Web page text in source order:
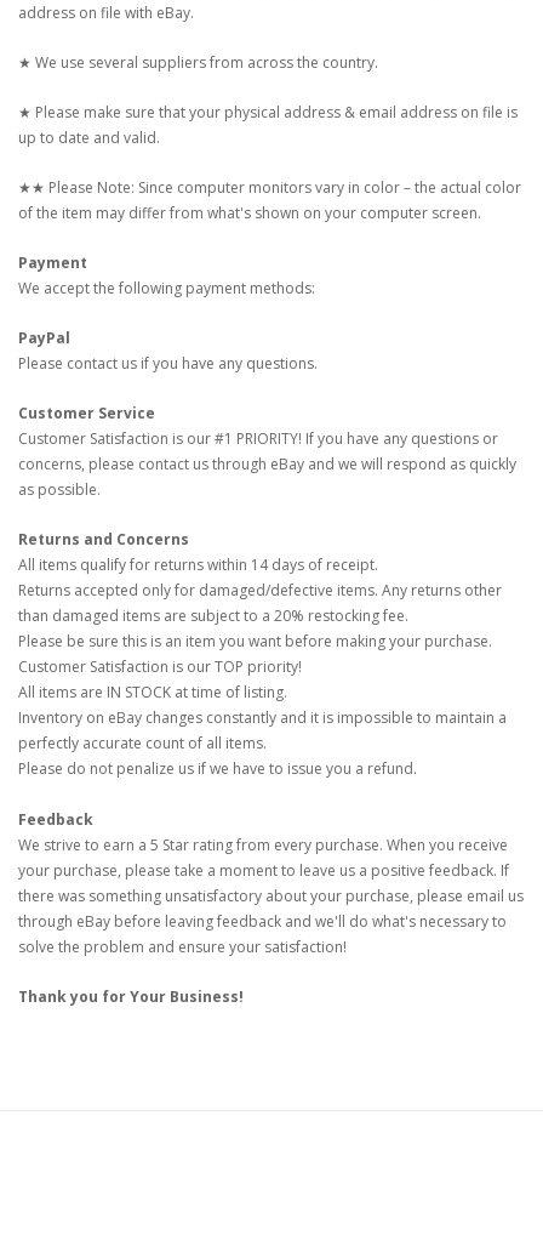
address on file with eBay.
★ We use several suppliers from across the country.
★ Please make sure that your physical address & email address on file is
up to date and valid.
★★ Please Note: Since computer monitors vary in color – the actual color
of the item may differ from what's shown on your computer screen.
Payment
We accept the following payment methods:
PayPal
Please contact us if you have any questions.
Customer Service
Customer Satisfaction is our #1 PRIORITY! If you have any questions or
concerns, please contact us through eBay and we will respond as quickly
as possible.
Returns and Concerns
All items qualify for returns within 14 days of receipt.
Returns accepted only for damaged/defective items. Any returns other
than damaged items are subject to a 20% restocking fee.
Please be sure this is an item you want before making your purchase.
Customer Satisfaction is our TOP priority!
All items are IN STOCK at time of listing.
Inventory on eBay changes constantly and it is impossible to maintain a
perfectly accurate count of all items.
Please do not penalize us if we have to issue you a refund.
Feedback
We strive to earn a 5 Star rating from every purchase. When you receive
your purchase, please take a moment to leave us a positive feedback. If
there was something unsatisfactory about your purchase, please email us
through eBay before leaving feedback and we'll do what's necessary to
solve the problem and ensure your satisfaction!
Thank you for Your Business!